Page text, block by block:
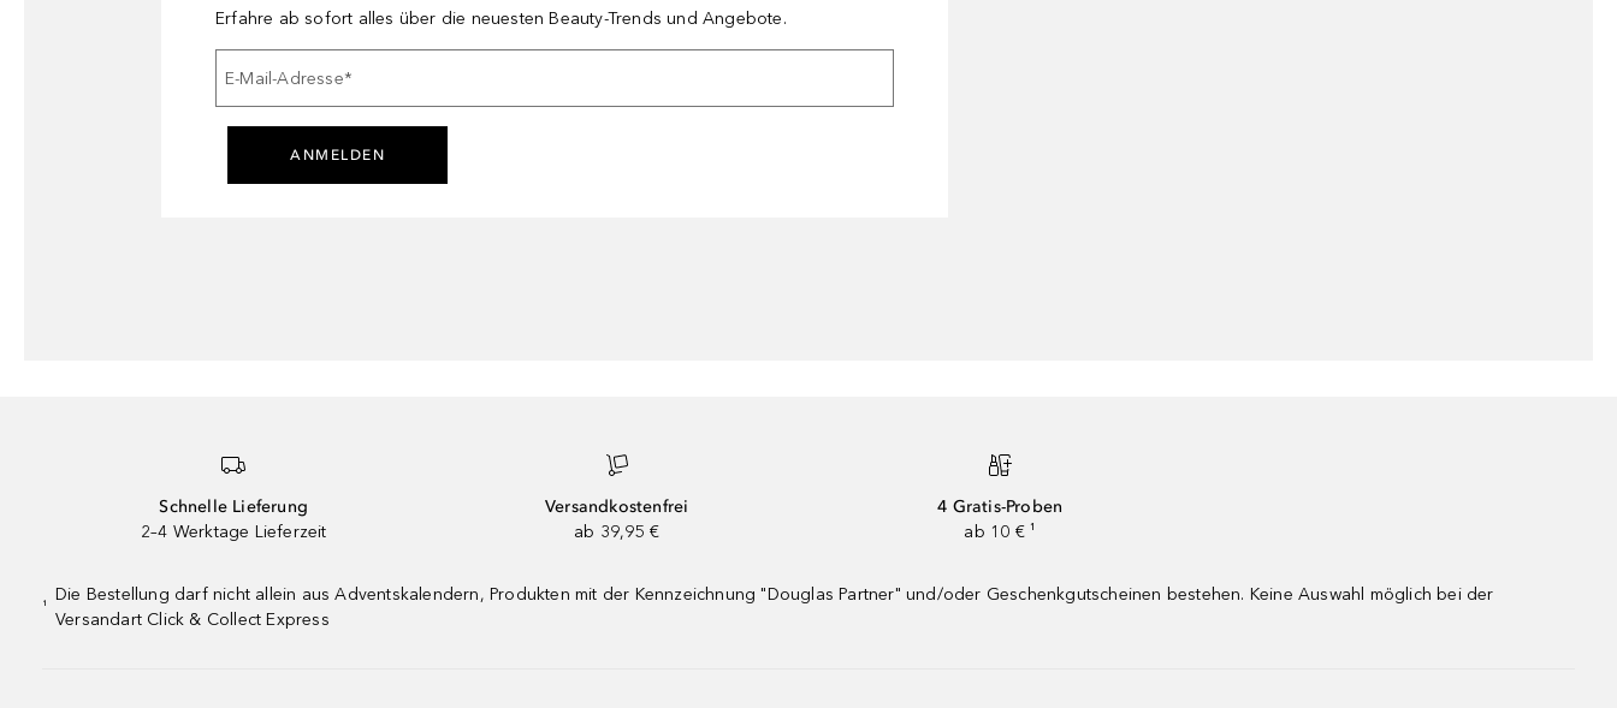
Erfahre ab sofort alles über die neuesten Beauty-Trends und Angebote.
E-Mail-Adresse*
ANMELDEN
Schnelle Lieferung
2–4 Werktage Lieferzeit
Versandkostenfrei
ab 39,95 €
4 Gratis-Proben
ab 10 € ¹
¹
Die Bestellung darf nicht allein aus Adventskalendern, Produkten mit der Kennzeichnung "Douglas Partner" und/oder Geschenkgutscheinen bestehen. Keine Auswahl möglich bei der
Versandart Click & Collect Express